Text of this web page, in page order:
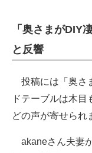
「奥さまがDIY
と反響
投稿には「奥さ
ドテーブルは木
どの声が寄せられ
akaneさん夫妻